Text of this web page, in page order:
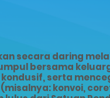
secara daring
bersama
serta
konvoi,